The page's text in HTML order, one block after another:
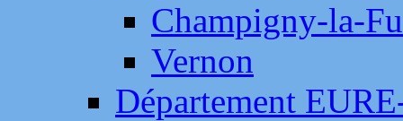
Champigny-la-
Vernon
Département